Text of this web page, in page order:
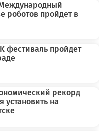
роботов пройдет в
фестиваль пройдет
рекорд
установить на